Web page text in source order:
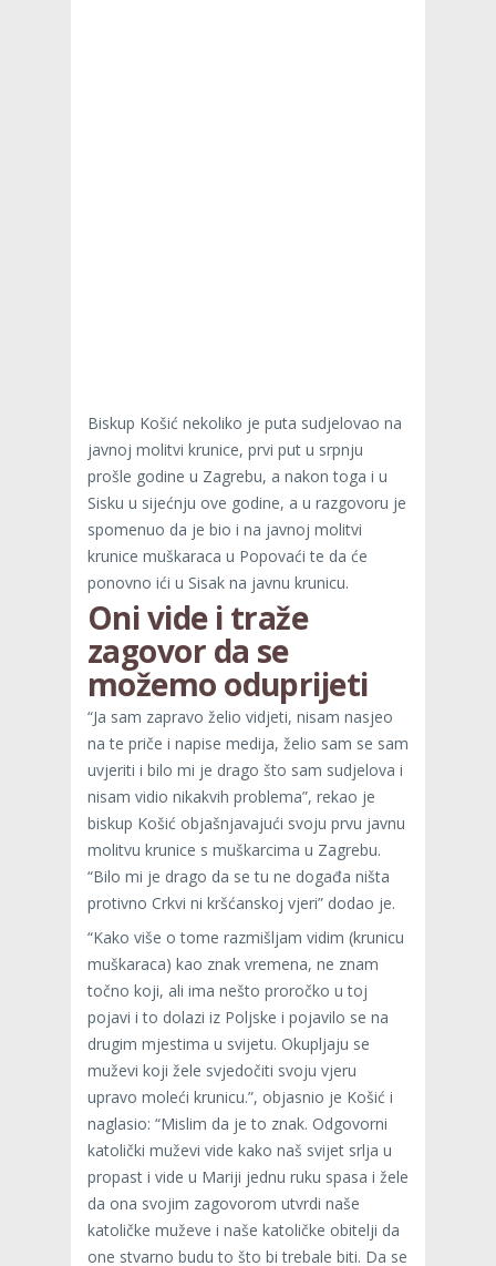
Biskup Košić nekoliko je puta sudjelovao na
javnoj molitvi krunice, prvi put u srpnju
prošle godine u Zagrebu, a nakon toga i u
Sisku u sijećnju ove godine, a u razgovoru je
spomenuo da je bio i na javnoj molitvi
krunice muškaraca u Popovaći te da će
ponovno ići u Sisak na javnu krunicu.
Oni vide i traže
zagovor da se
možemo oduprijeti
“Ja sam zapravo želio vidjeti, nisam nasjeo
na te priče i napise medija, želio sam se sam
uvjeriti i bilo mi je drago što sam sudjelova i
nisam vidio nikakvih problema”, rekao je
biskup Košić objašnjavajući svoju prvu javnu
molitvu krunice s muškarcima u Zagrebu.
“Bilo mi je drago da se tu ne događa ništa
protivno Crkvi ni kršćanskoj vjeri” dodao je.
“Kako više o tome razmišljam vidim (krunicu
muškaraca) kao znak vremena, ne znam
točno koji, ali ima nešto proročko u toj
pojavi i to dolazi iz Poljske i pojavilo se na
drugim mjestima u svijetu. Okupljaju se
muževi koji žele svjedočiti svoju vjeru
upravo moleći krunicu.”, objasnio je Košić i
naglasio: “Mislim da je to znak. Odgovorni
katolički muževi vide kako naš svijet srlja u
propast i vide u Mariji jednu ruku spasa i žele
da ona svojim zagovorom utvrdi naše
katoličke muževe i naše katoličke obitelji da
one stvarno budu to što bi trebale biti. Da se